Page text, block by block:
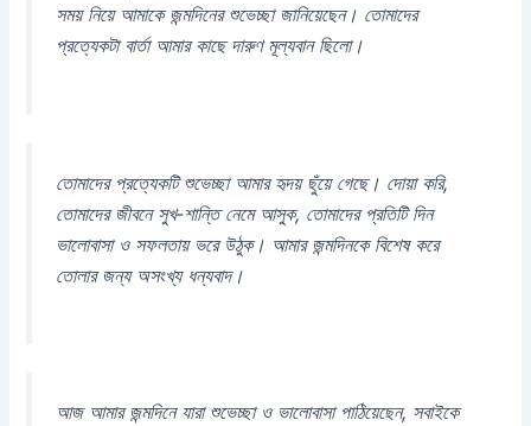
সময় নিয়ে আমাকে জন্মদিনের শুভেচ্ছা জানিয়েছেন। তোমাদের
প্রত্যেকটা বার্তা আমার কাছে দারুণ মূল্যবান ছিলো।
তোমাদের প্রত্যেকটি শুভেচ্ছা আমার হৃদয় ছুঁয়ে গেছে। দোয়া করি,
তোমাদের জীবনে সুখ-শান্তি নেমে আসুক, তোমাদের প্রতিটি দিন
ভালোবাসা ও সফলতায় ভরে উঠুক। আমার জন্মদিনকে বিশেষ করে
তোলার জন্য অসংখ্য ধন্যবাদ।
আজ আমার জন্মদিনে যারা শুভেচ্ছা ও ভালোবাসা পাঠিয়েছেন, সবাইকে